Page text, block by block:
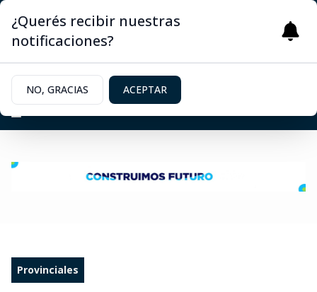
Provinciales
¿Querés recibir nuestras
notificaciones?
NO, GRACIAS ACEPTAR